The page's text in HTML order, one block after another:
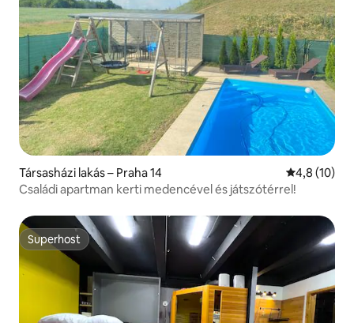
Társasházi lakás – Praha 14 Átlagos
4,8 (10)
Családi apartman kerti medencével és játszótérrel!
Superhost
Superhost